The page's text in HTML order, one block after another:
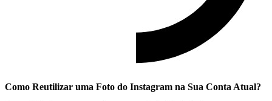
Como Reutilizar‌ uma Foto do Instagram​ na Sua Conta Atual?